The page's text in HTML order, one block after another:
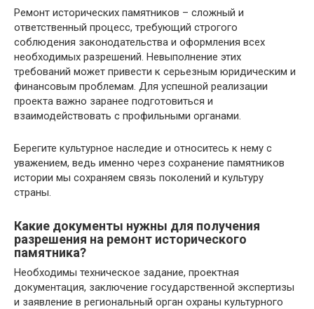
Ремонт исторических памятников – сложный и
ответственный процесс, требующий строгого
соблюдения законодательства и оформления всех
необходимых разрешений. Невыполнение этих
требований может привести к серьезным юридическим и
финансовым проблемам. Для успешной реализации
проекта важно заранее подготовиться и
взаимодействовать с профильными органами.
Берегите культурное наследие и относитесь к нему с
уважением, ведь именно через сохранение памятников
истории мы сохраняем связь поколений и культуру
страны.
Какие документы нужны для получения
разрешения на ремонт исторического
памятника?
Необходимы техническое задание, проектная
документация, заключение государственной экспертизы
и заявление в региональный орган охраны культурного